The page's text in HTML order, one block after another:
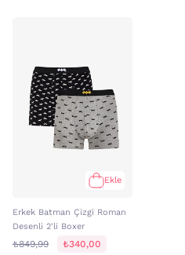
Ekle
Erkek Batman Çizgi Roman
Desenli 2'li Boxer
₺849,99
₺340,00